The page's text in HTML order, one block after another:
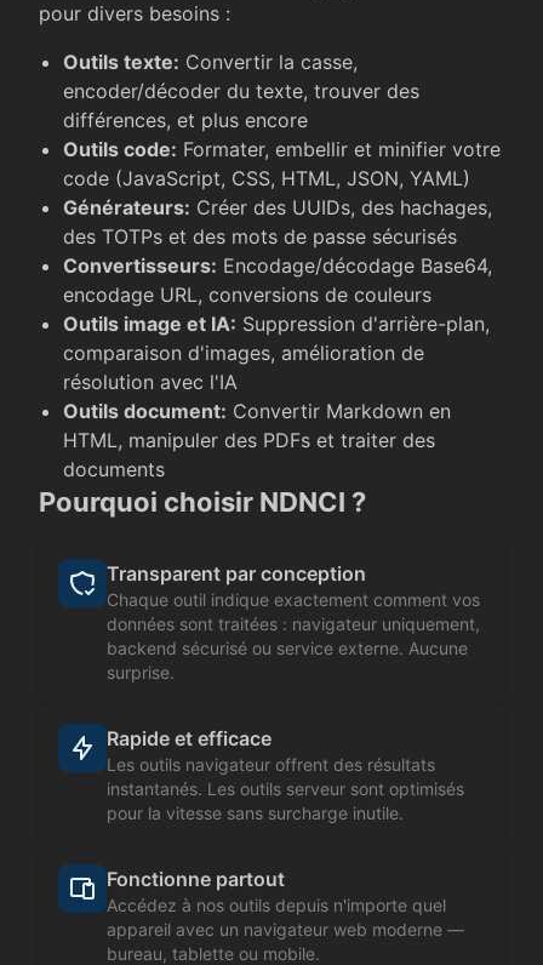
pour divers besoins :
Outils texte: Convertir la casse,
encoder/décoder du texte, trouver des
différences, et plus encore
Outils code: Formater, embellir et minifier votre
code (JavaScript, CSS, HTML, JSON, YAML)
Générateurs: Créer des UUIDs, des hachages,
des TOTPs et des mots de passe sécurisés
Convertisseurs: Encodage/décodage Base64,
encodage URL, conversions de couleurs
Outils image et IA: Suppression d'arrière-plan,
comparaison d'images, amélioration de
résolution avec l'IA
Outils document: Convertir Markdown en
HTML, manipuler des PDFs et traiter des
documents
Pourquoi choisir NDNCI ?
Transparent par conception
Chaque outil indique exactement comment vos
données sont traitées : navigateur uniquement,
backend sécurisé ou service externe. Aucune
surprise.
Rapide et efficace
Les outils navigateur offrent des résultats
instantanés. Les outils serveur sont optimisés
pour la vitesse sans surcharge inutile.
Fonctionne partout
Accédez à nos outils depuis n'importe quel
appareil avec un navigateur web moderne —
bureau, tablette ou mobile.